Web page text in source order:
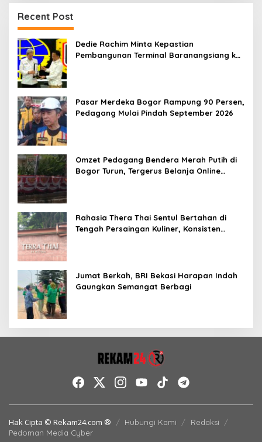
Recent Post
Dedie Rachim Minta Kepastian
Pembangunan Terminal Baranangsiang ke
Pasar Merdeka Bogor Rampung 90 Persen,
Pedagang Mulai Pindah September 2026
Omzet Pedagang Bendera Merah Putih di
Bogor Turun, Tergerus Belanja Online
Rahasia Thera Thai Sentul Bertahan di
Tengah Persaingan Kuliner, Konsisten
Jumat Berkah, BRI Bekasi Harapan Indah
Gaungkan Semangat Berbagi
Hak Cipta © Rekam24.com ® Hubungi Kami
Redaksi
Pedoman Media Cyber